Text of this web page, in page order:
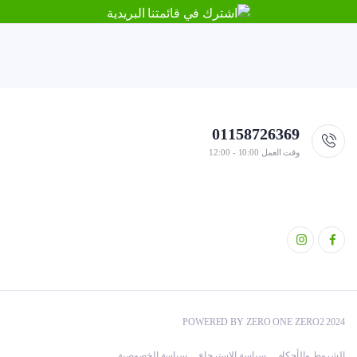
01158726369
وقت العمل 10:00 - 12:00
POWERED BY ZERO ONE ZERO2 2024